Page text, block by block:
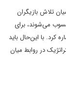
تلاش بازیگران
می‌شوند، برای
کرد. با این‌حال باید
در روابط میان